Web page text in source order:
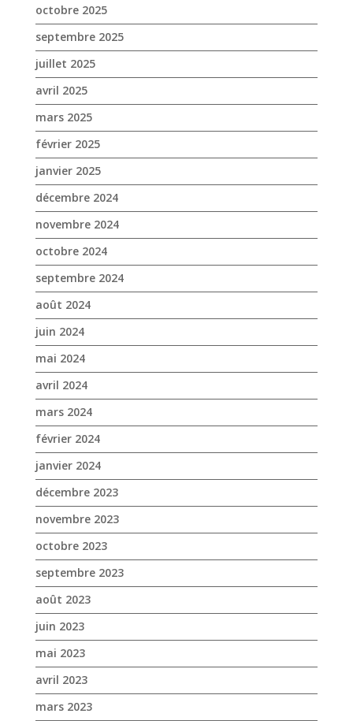
février 2025
janvier 2025
décembre 2024
novembre 2024
octobre 2024
septembre 2024
août 2024
juin 2024
mai 2024
avril 2024
mars 2024
février 2024
janvier 2024
décembre 2023
novembre 2023
octobre 2023
septembre 2023
août 2023
juin 2023
mai 2023
avril 2023
mars 2023
janvier 2023
décembre 2022
novembre 2022
octobre 2022
septembre 2022